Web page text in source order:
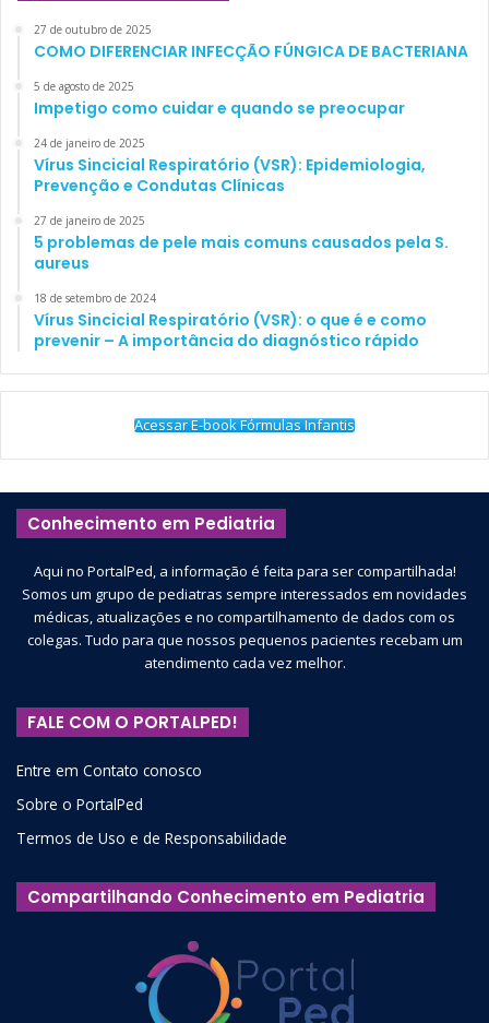
27 de outubro de 2025
COMO DIFERENCIAR INFECÇÃO FÚNGICA DE BACTERIANA
5 de agosto de 2025
Impetigo como cuidar e quando se preocupar
24 de janeiro de 2025
Vírus Sincicial Respiratório (VSR): Epidemiologia,
Prevenção e Condutas Clínicas
27 de janeiro de 2025
5 problemas de pele mais comuns causados pela S.
aureus
18 de setembro de 2024
Vírus Sincicial Respiratório (VSR): o que é e como
prevenir – A importância do diagnóstico rápido
Acessar E-book Fórmulas Infantis
Conhecimento em Pediatria
Aqui no PortalPed, a informação é feita para ser compartilhada!
Somos um grupo de pediatras sempre interessados em novidades
médicas, atualizações e no compartilhamento de dados com os
colegas. Tudo para que nossos pequenos pacientes recebam um
atendimento cada vez melhor.
FALE COM O PORTALPED!
Entre em Contato conosco
Sobre o PortalPed
Termos de Uso e de Responsabilidade
Compartilhando Conhecimento em Pediatria